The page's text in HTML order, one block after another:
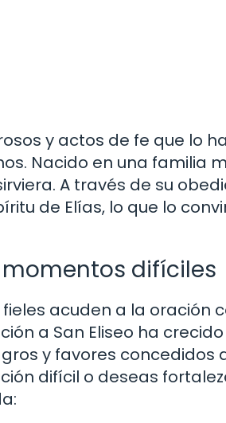
y actos de fe que lo
Nacido en una familia
A través de su
de Elías, lo que lo
difíciles
acuden a la oración
a San Eliseo ha
y favores concedidos
difícil o deseas